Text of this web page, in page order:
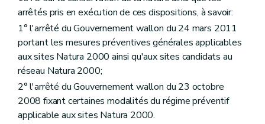
arrêtés pris en exécution de ces dispositions, à savoir:
1° l'arrêté du Gouvernement wallon du 24 mars 2011
portant les mesures préventives générales applicables
aux sites Natura 2000 ainsi qu'aux sites candidats au
réseau Natura 2000;
2° l'arrêté du Gouvernement wallon du 23 octobre
2008 fixant certaines modalités du régime préventif
applicable aux sites Natura 2000.